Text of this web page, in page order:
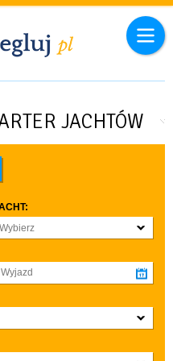
JACHTÓW
Wybierz